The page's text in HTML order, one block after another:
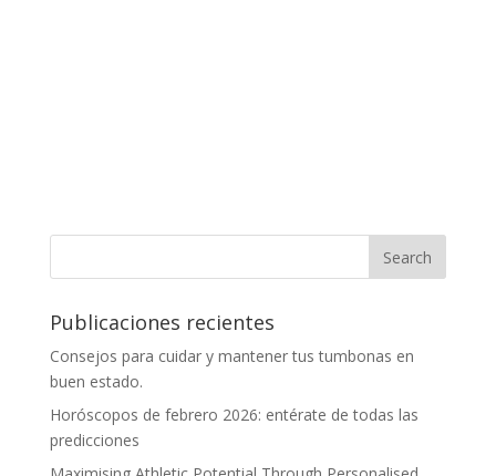
Publicaciones recientes
Consejos para cuidar y mantener tus tumbonas en
buen estado.
Horóscopos de febrero 2026: entérate de todas las
predicciones